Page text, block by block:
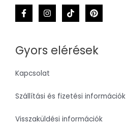
Gyors elérések
Kapcsolat
Szállítási és fizetési információk
Visszaküldési információk